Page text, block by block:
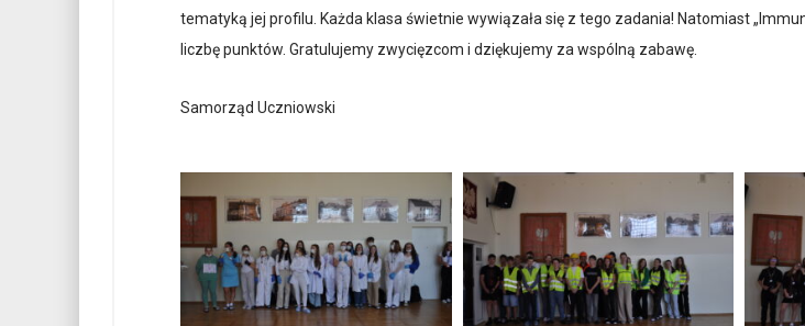
tematyką jej profilu. Każda klasa świetnie wywiązała się z tego zadania! Natomiast
liczbę punktów. Gratulujemy zwycięzcom i dziękujemy za wspólną zabawę.
Samorząd Uczniowski